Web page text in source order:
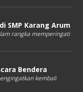
SMP Karang Arum
rangka memperingati
Bendera
kembali